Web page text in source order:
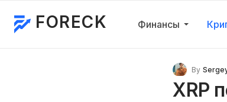
FORECK Финансы
By
XRP